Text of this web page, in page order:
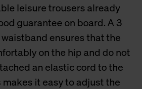
leisure trousers already
guarantee on board. A 3
ensures that the
on the hip and do not
an elastic cord to the
it easy to adjust the